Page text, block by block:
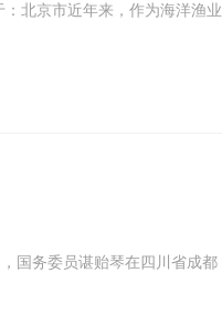
北京市近年来，作为海洋渔业
务委员谌贻琴在四川省成都